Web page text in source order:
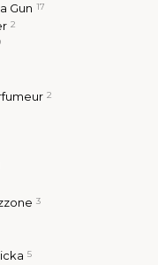
Gun 17
2
2
3
5